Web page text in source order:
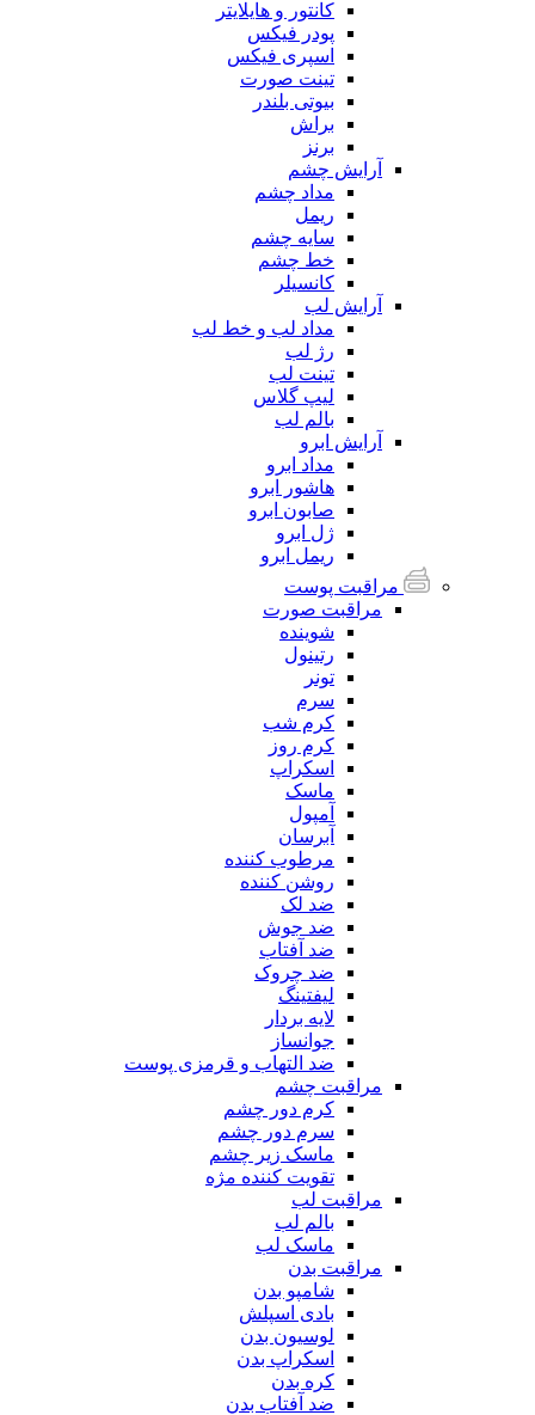
کانتور و هایلایتر
پودر فیکس
اسپری فیکس
تینت صورت
بیوتی بلندر
براش
برنز
آرایش چشم
مداد چشم
ریمل
سایه چشم
خط چشم
کانسیلر
آرایش لب
مداد لب و خط لب
رژ لب
تینت لب
لیپ گلاس
بالم لب
آرایش ابرو
مداد ابرو
هاشور ابرو
صابون ابرو
ژل ابرو
ریمل ابرو
مراقبت پوست
مراقبت صورت
شوینده
رتینول
تونر
سرم
کرم شب
کرم روز
اسکراپ
ماسک
آمپول
آبرسان
مرطوب کننده
روشن کننده
ضد لک
ضد جوش
ضد آفتاب
ضد چروک
لیفتینگ
لایه بردار
جوانساز
ضد التهاب و قرمزی پوست
مراقبت چشم
کرم دور چشم
سرم دور چشم
ماسک زیر چشم
تقویت کننده مژه
مراقبت لب
بالم لب
ماسک لب
مراقبت بدن
شامپو بدن
بادی اسپلش
لوسیون بدن
اسکراپ بدن
کره بدن
ضد آفتاب بدن